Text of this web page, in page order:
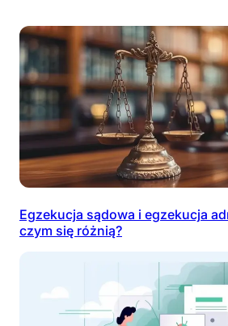
Egzekucja sądowa i egzekucja
czym się różnią?